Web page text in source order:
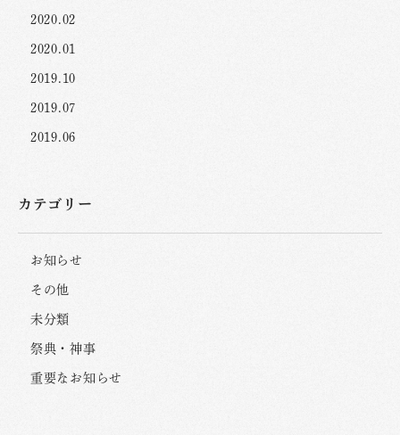
2020.02
2020.01
2019.10
2019.07
2019.06
カテゴリー
お知らせ
その他
未分類
祭典・神事
重要なお知らせ